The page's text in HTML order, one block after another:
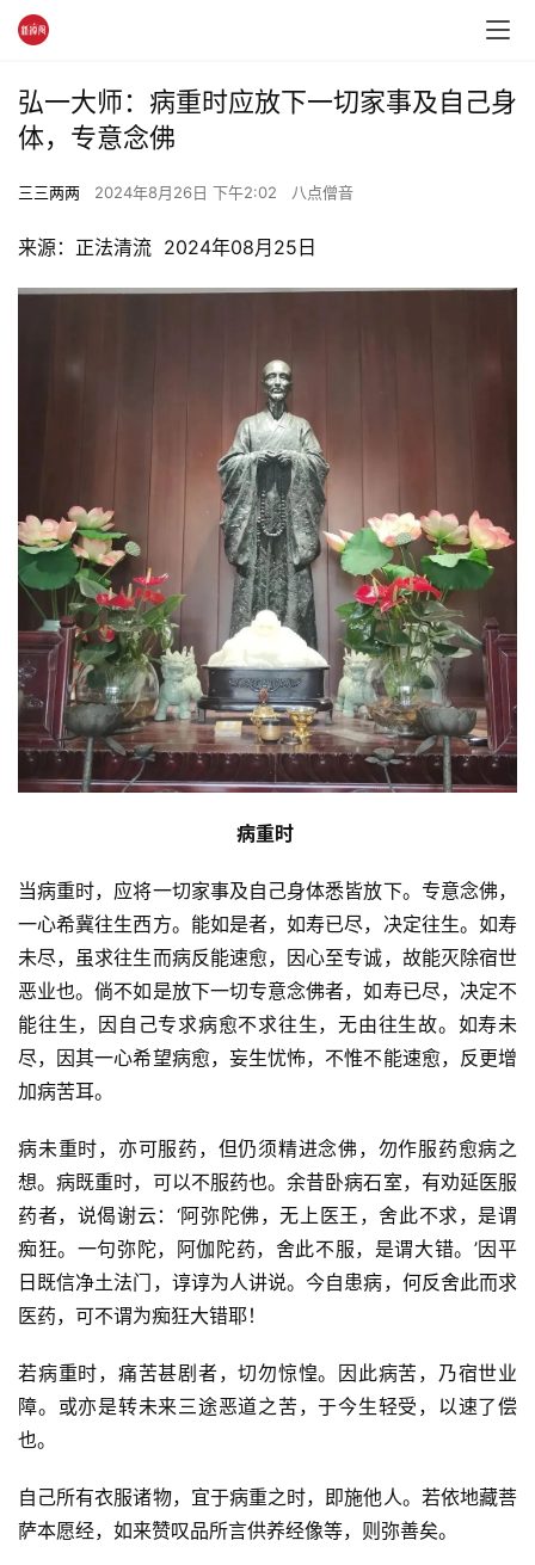
资
讯
弘一大师：病重时应放下一切家事及自己身
体，专意念佛
三三两两 2024年8月26日 下午2:02 八点僧音
来源：正法清流  2024年08月25日
病重时
当病重时，应将一切家事及自己身体悉皆放下。专意念佛，
一心希冀往生西方。能如是者，如寿已尽，决定往生。如寿
未尽，虽求往生而病反能速愈，因心至专诚，故能灭除宿世
恶业也。倘不如是放下一切专意念佛者，如寿已尽，决定不
能往生，因自己专求病愈不求往生，无由往生故。如寿未
尽，因其一心希望病愈，妄生忧怖，不惟不能速愈，反更增
加病苦耳。
病未重时，亦可服药，但仍须精进念佛，勿作服药愈病之
想。病既重时，可以不服药也。余昔卧病石室，有劝延医服
药者，说偈谢云：‘阿弥陀佛，无上医王，舍此不求，是谓
痴狂。一句弥陀，阿伽陀药，舍此不服，是谓大错。’因平
日既信净土法门，谆谆为人讲说。今自患病，何反舍此而求
医药，可不谓为痴狂大错耶！
若病重时，痛苦甚剧者，切勿惊惶。因此病苦，乃宿世业
障。或亦是转未来三途恶道之苦，于今生轻受，以速了偿
也。
自己所有衣服诸物，宜于病重之时，即施他人。若依地藏菩
萨本愿经，如来赞叹品所言供养经像等，则弥善矣。